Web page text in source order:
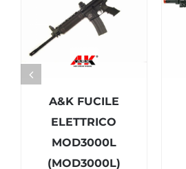
A&K FUCILE
ELETTRICO
MOD3000L
(MOD3000L)